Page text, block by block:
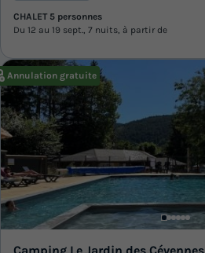
CHALET 5 personnes
Du 12 au 19 sept., 7 nuits, à partir de
Annulation gratuite